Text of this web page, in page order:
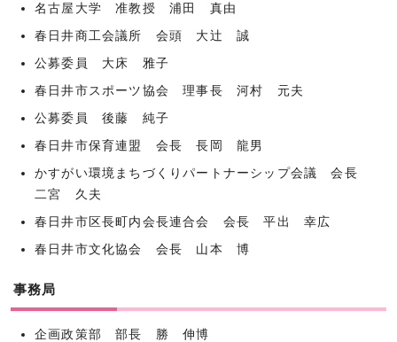
名古屋大学 准教授 浦田 真由
春日井商工会議所 会頭 大辻󠄀󠄀 誠
公募委員 大床 雅子
春日井市スポーツ協会 理事長 河村 元夫
公募委員 後藤 純子
春日井市保育連盟 会長 長岡 龍男
かすがい環境まちづくりパートナーシップ会議 会長
二宮 久夫
春日井市区長町内会長連合会 会長 平出 幸広
春日井市文化協会 会長 山本 博
事務局
企画政策部 部長 勝 伸博